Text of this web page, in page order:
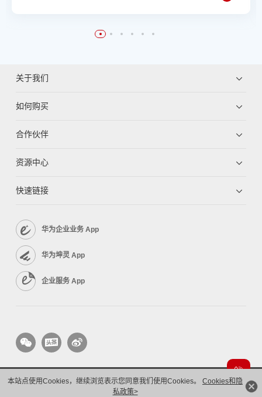
本站点使用Cookies，继续浏览表示您同意我们使用Cookies。 Cookies和隐
私政策>
关于我们
如何购买
合作伙伴
资源中心
快速链接
华为企业业务 App
华为坤灵 App
企业服务 App
版权所有 © 华为技术有限公司 1998-2026。 保留一切权利。粤A2-20044005号
隐私保护
法律声明